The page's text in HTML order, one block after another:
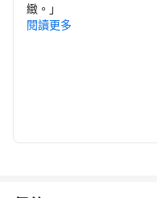
緻。 」
閱讀更多